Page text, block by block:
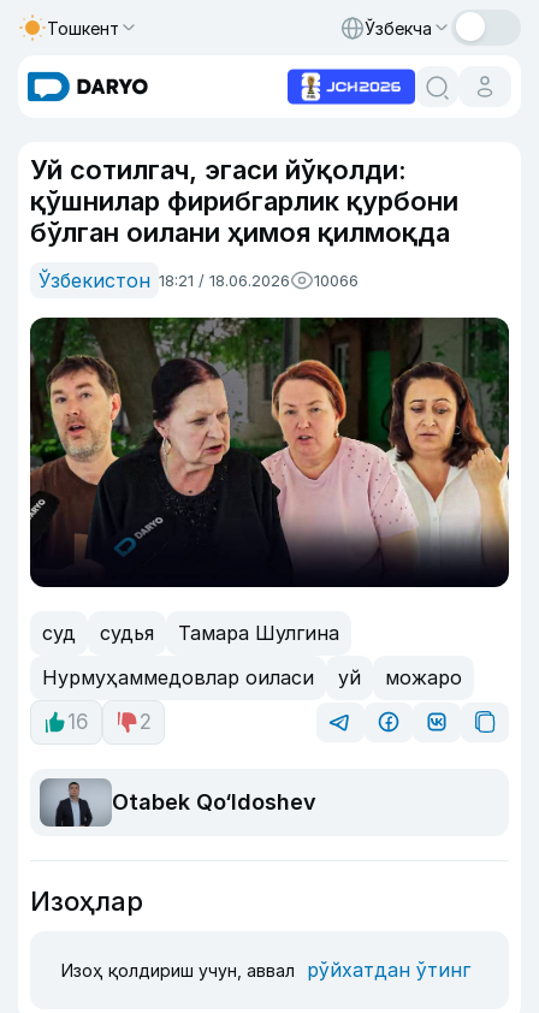
Тошкент Ўзбекча
Уй сотилгач, эгаси йўқолди:
қўшнилар фирибгарлик қурбони
бўлган оилани ҳимоя қилмоқда
Ўзбекистон 18:21 / 18.06.2026 10066
суд судья
Тамара Шулгина
Нурмуҳаммедовлар оиласи
уй
можаро
16
2
Otabek Qo‘ldoshev
Изоҳлар
Изоҳ қолдириш учун, аввал рўйхатдан ўтинг